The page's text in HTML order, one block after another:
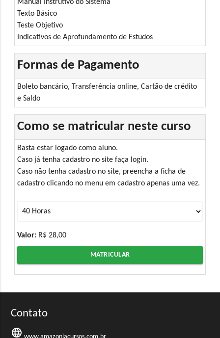
Manual Instrutivo do Sistema
Texto Básico
Teste Objetivo
Indicativos de Aprofundamento de Estudos
Formas de Pagamento
Boleto bancário, Transferência online, Cartão de crédito
e Saldo
Como se matricular neste curso
Basta estar logado como aluno.
Caso já tenha cadastro no site faça login.
Caso não tenha cadastro no site, preencha a ficha de
cadastro clicando no menu em cadastro apenas uma vez.
Valor: R$ 28,00
MATRICULAR
Contato
language